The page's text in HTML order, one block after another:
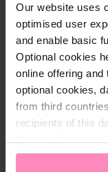
Our website uses
optimised user
and enable basic
Optional cookies
online offering
optional cookies,
from third
recipients of this
appropriate level
BWT
Poolgröße
&